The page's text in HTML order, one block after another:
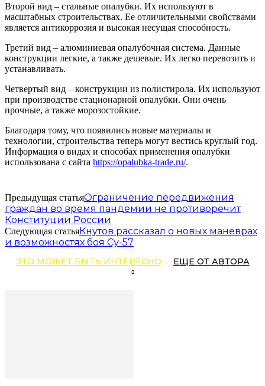
Второй вид – стальные опалубки. Их используют в
масштабных строительствах. Ее отличительными свойствами
является антикоррозия и высокая несущая способность.
Третий вид – алюминиевая опалубочная система. Данные
конструкции легкие, а также дешевые. Их легко перевозить и
устанавливать.
Четвертый вид – конструкции из полистирола. Их используют
при производстве стационарной опалубки. Они очень
прочные, а также морозостойкие.
Благодаря тому, что появились новые материалы и
технологии, строительства теперь могут вестись круглый год.
Информация о видах и способах применения опалубки
использована с сайта https://opalubka-trade.ru/.
Предыдущая статьяОграничение передвижения
граждан во время пандемии не противоречит
Конституции России
Следующая статьяКнутов рассказал о новых маневрах
и возможностях боя Су-57
ЭТО МОЖЕТ БЫТЬ ИНТЕРЕСНО ЕЩЕ ОТ АВТОРА